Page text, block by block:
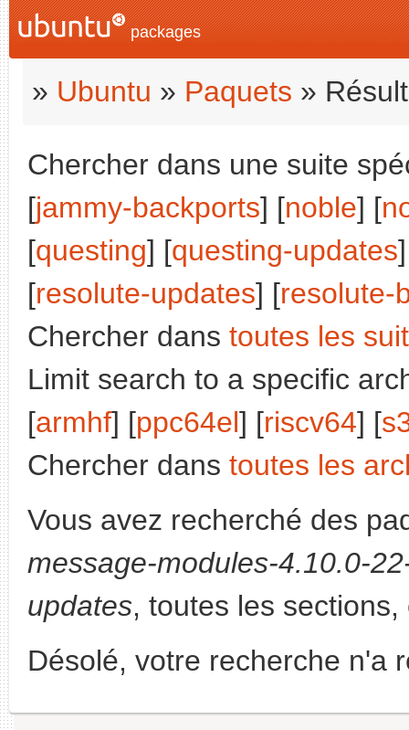
packages
» Ubuntu » Paquets »
Chercher dans une suite
[jammy-backports] [noble] [
[questing] [questing-updates
[resolute-updates] [resolute-
Chercher dans toutes les
Limit search to a specific
[armhf] [ppc64el] [riscv64] [
Chercher dans toutes les
Vous avez recherché des
message-modules-4.10.0-
updates, toutes les
Désolé, votre recherche n'a